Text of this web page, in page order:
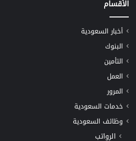
الأقسام
أخبار السعودية
البنوك
التأمين
العمل
المرور
خدمات السعودية
وظائف السعودية
الرواتب